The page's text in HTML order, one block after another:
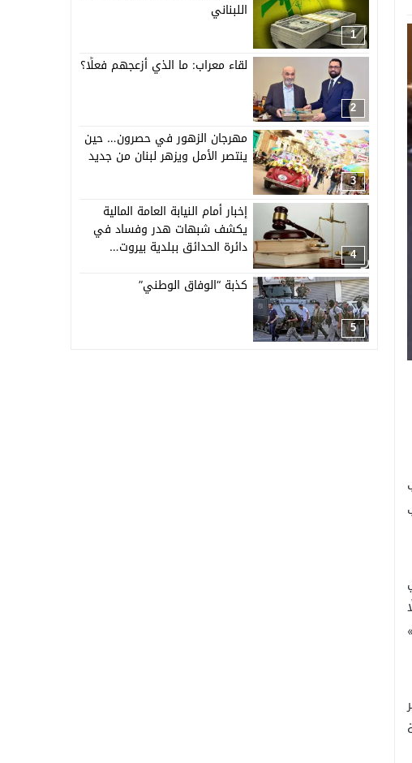
1
اللبناني
2
لقاء معراب: ما الذي أزعجهم فعلًا؟
3
مهرجان الزهور في حصرون… حين
ينتصر الأمل ويزهر لبنان من جديد
4
إخبار أمام النيابة العامة المالية
يكشف شبهات هدر وفساد في
دائرة الحدائق ببلدية بيروت…
5
كذبة “الوفاق الوطني”